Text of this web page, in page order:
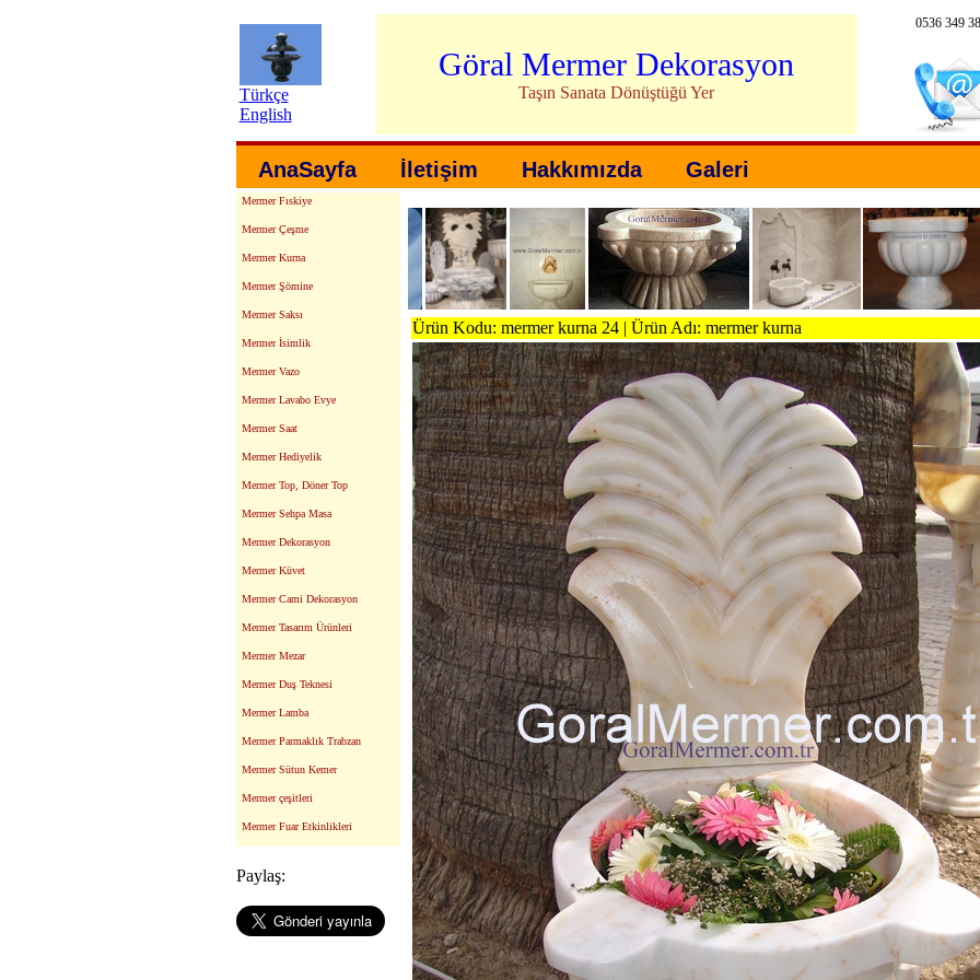
Türkçe
English
Göral Mermer Dekorasyon
Taşın Sanata Dönüştüğü Yer
0536 349
AnaSayfa İletişim Hakkımızda Galeri
Mermer Fıskiye
Mermer Çeşme
Mermer Kurna
Mermer Şömine
Mermer Saksı
Mermer İsimlik
Mermer Vazo
Mermer Lavabo Evye
Mermer Saat
Mermer Hediyelik
Mermer Top, Döner Top
Mermer Sehpa Masa
Mermer Dekorasyon
Mermer Küvet
Mermer Cami Dekorasyon
Mermer Tasarım Ürünleri
Mermer Mezar
Mermer Duş Teknesi
Mermer Lamba
Mermer Parmaklık Trabzan
Mermer Sütun Kemer
Mermer çeşitleri
Mermer Fuar Etkinlikleri
Paylaş:
Ürün Kodu: mermer kurna 24 | Ürün Adı: mermer kurna